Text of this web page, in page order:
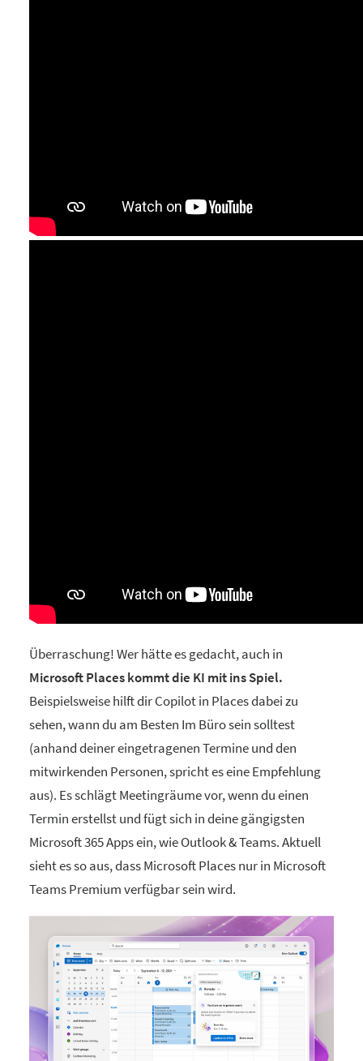
Überraschung! Wer hätte es gedacht, auch in
Microsoft Places kommt die KI mit ins Spiel.
Beispielsweise hilft dir Copilot in Places dabei zu
sehen, wann du am Besten Im Büro sein solltest
(anhand deiner eingetragenen Termine und den
mitwirkenden Personen, spricht es eine Empfehlung
aus). Es schlägt Meetingräume vor, wenn du einen
Termin erstellst und fügt sich in deine gängigsten
Microsoft 365 Apps ein, wie Outlook & Teams. Aktuell
sieht es so aus, dass Microsoft Places nur in Microsoft
Teams Premium verfügbar sein wird.